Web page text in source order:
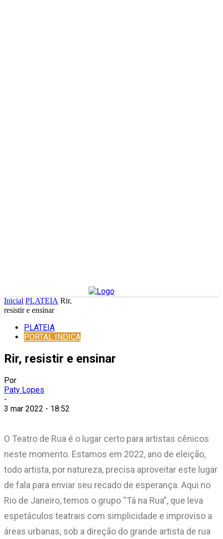
Inicial PLATEIA Rir,
resistir e ensinar
PLATEIA
PORTAL INDICA
Rir, resistir e ensinar
Por
Paty Lopes
-
3 mar 2022 - 18:52
O Teatro de Rua é o lugar certo para artistas cênicos
neste momento. Estamos em 2022, ano de eleição,
todo artista, por natureza, precisa aproveitar este lugar
de fala para enviar seu recado de esperança. Aqui no
Rio de Janeiro, temos o grupo “Tá na Rua”, que leva
espetáculos teatrais com simplicidade e improviso a
áreas urbanas, sob a direção do grande artista de rua